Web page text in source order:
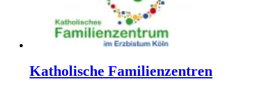
Katholische Familienzentren